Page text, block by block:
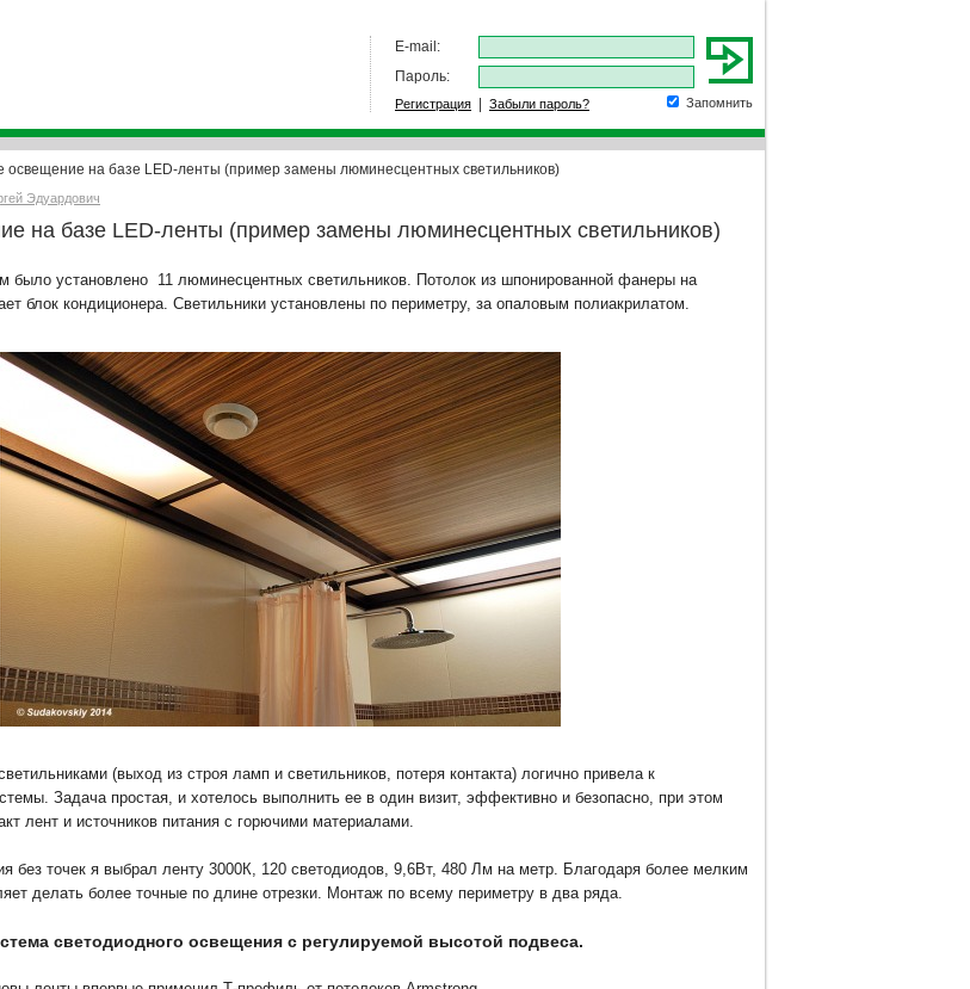
E-mail:
Пароль:
Запомнить
Регистрация Забыли пароль?
освещение на базе LED-ленты (пример замены люминесцентных светильников)
Эдуардович
на базе LED-ленты (пример замены люминесцентных светильников)
было установлено 11 люминесцентных светильников. Потолок из шпонированной фанеры на
блок кондиционера. Светильники установлены по периметру, за опаловым полиакрилатом.
(выход из строя ламп и светильников, потеря контакта) логично привела к
Задача простая, и хотелось выполнить ее в один визит, эффективно и безопасно, при этом
лент и источников питания с горючими материалами.
без точек я выбрал ленту 3000К, 120 светодиодов, 9,6Вт, 480 Лм на метр. Благодаря более мелким
делать более точные по длине отрезки. Монтаж по всему периметру в два ряда.
светодиодного освещения с регулируемой высотой подвеса.